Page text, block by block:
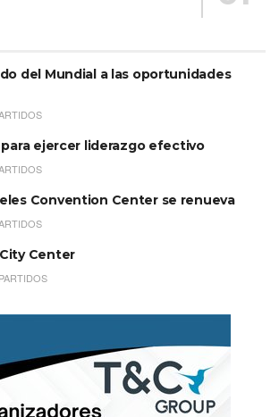
del Mundial a las oportunidades
para ejercer liderazgo efectivo
Convention Center se renueva
Center